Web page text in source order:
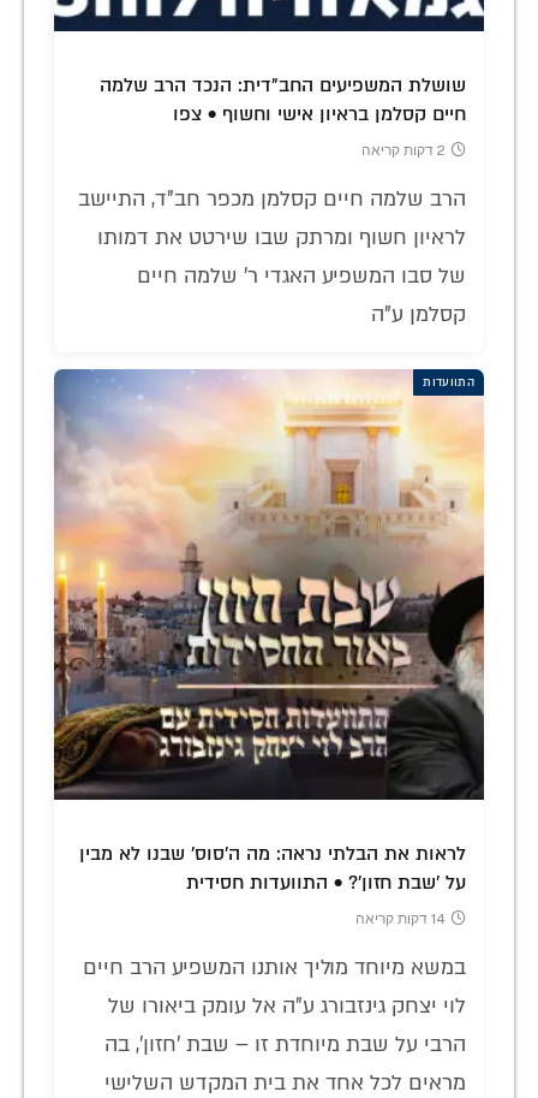
שושלת המשפיעים החב"דית: הנכד הרב שלמה
חיים קסלמן בראיון אישי וחשוף • צפו
2 דקות קריאה
הרב שלמה חיים קסלמן מכפר חב"ד, התיישב
לראיון חשוף ומרתק שבו שירטט את דמותו
של סבו המשפיע האגדי ר' שלמה חיים
קסלמן ע"ה
התוועדות
לראות את הבלתי נראה: מה ה'סוס' שבנו לא מבין
על 'שבת חזון'? • התוועדות חסידית
14 דקות קריאה
במשא מיוחד מוליך אותנו המשפיע הרב חיים
לוי יצחק גינזבורג ע"ה אל עומק ביאורו של
הרבי על שבת מיוחדת זו – שבת 'חזון', בה
מראים לכל אחד את בית המקדש השלישי